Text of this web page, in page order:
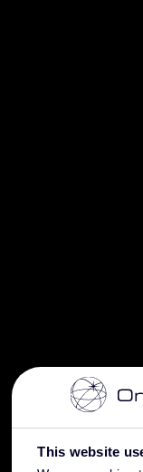
This website